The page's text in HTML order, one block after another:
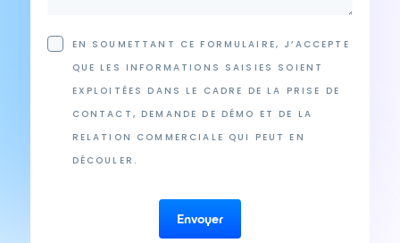
EN SOUMETTANT CE FORMULAIRE, J’ACCEPTE
QUE LES INFORMATIONS SAISIES SOIENT
EXPLOITÉES DANS LE CADRE DE LA PRISE DE
CONTACT, DEMANDE DE DÉMO ET DE LA
RELATION COMMERCIALE QUI PEUT EN
DÉCOULER.